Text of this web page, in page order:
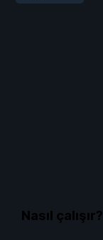
Nasıl çalışır?